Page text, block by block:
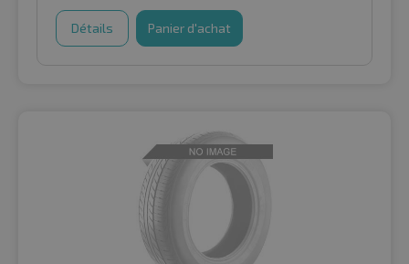
Détails Panier d'achat